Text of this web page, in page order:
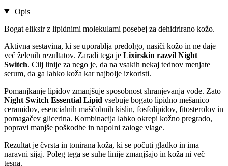
Opis
Bogat eliksir z lipidnimi molekulami posebej za dehidrirano kožo.
Aktivna sestavina, ki se uporablja predolgo, nasiči kožo in ne daje
več želenih rezultatov. Zaradi tega je Lixirskin razvil Night
Switch. Cilj linije za nego je, da na vsakih nekaj tednov menjate
serum, da ga lahko koža kar najbolje izkoristi.
Pomanjkanje lipidov zmanjšuje sposobnost shranjevanja vode. Zato
Night Switch Essential Lipid vsebuje bogato lipidno mešanico
ceramidov, esencialnih maščobnih kislin, fosfolipidov, fitosterolov in
pomagačev glicerina. Kombinacija lahko okrepi kožno pregrado,
popravi manjše poškodbe in napolni zaloge vlage.
Rezultat je čvrsta in tonirana koža, ki se počuti gladko in ima
naravni sijaj. Poleg tega se suhe linije zmanjšajo in koža ni več
tesna.